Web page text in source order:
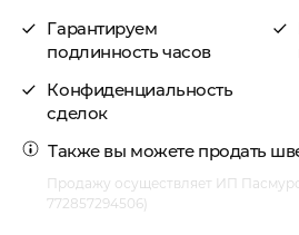
Гарантируем
подлинность часов
Конфиденциальность
сделок
Также вы можете продать
Продажу осуществляет ИП
772857294506)